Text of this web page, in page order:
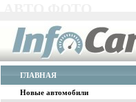
ГЛАВНАЯ
Новые автомобили